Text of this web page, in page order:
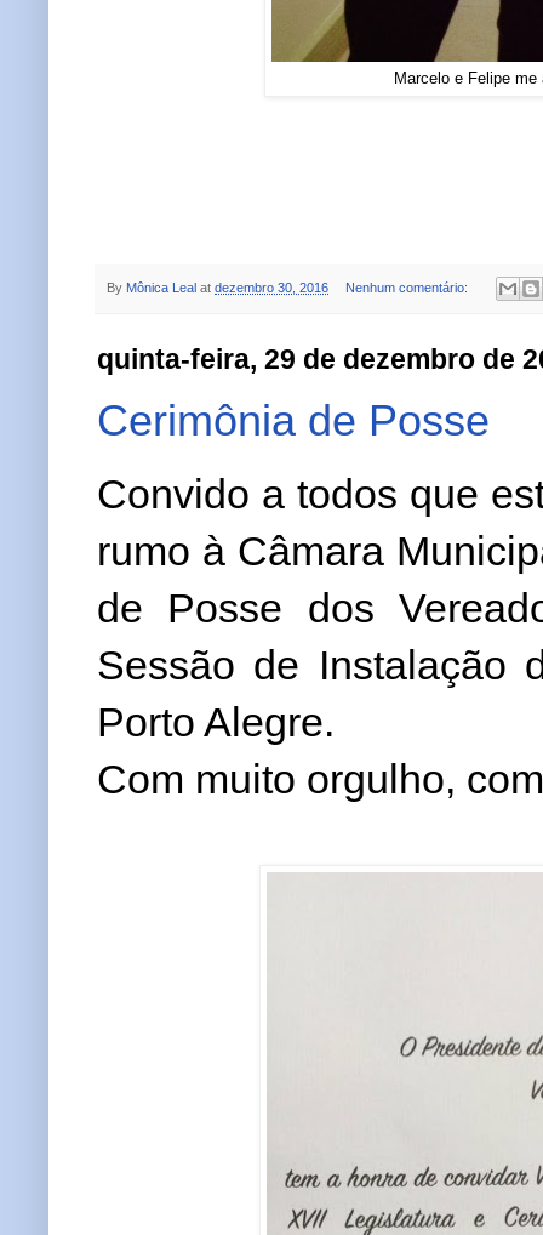
Marcelo e Felipe
By Mônica Leal at dezembro 30, 2016 Nenhum comentário:
quinta-feira, 29 de dezembro de
Cerimônia de Posse
Convido a todos que
rumo à Câmara
de Posse dos
Sessão de Instalação
Porto Alegre.
Com muito orgulho,